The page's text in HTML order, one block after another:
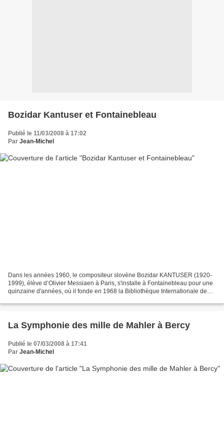
Bozidar Kantuser et Fontainebleau
Publié le 11/03/2008 à 17:02
Par Jean-Michel
Dans les années 1960, le compositeur slovène Bozidar KANTUSER (1920-
1999), élève d’Olivier Messiaen à Paris, s'installe à Fontainebleau pour une
quinzaine d'années, où il fonde en 1968 la Bibliothèque Internationale de
La Symphonie des mille de Mahler à Bercy
Publié le 07/03/2008 à 17:41
Par Jean-Michel